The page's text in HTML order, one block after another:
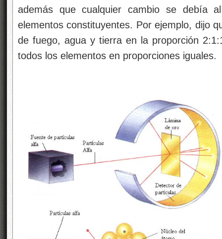
además que cualquier cambio se debía
elementos constituyentes. Por ejemplo, dijo
de fuego, agua y tierra en la proporción
todos los elementos en proporciones iguales.